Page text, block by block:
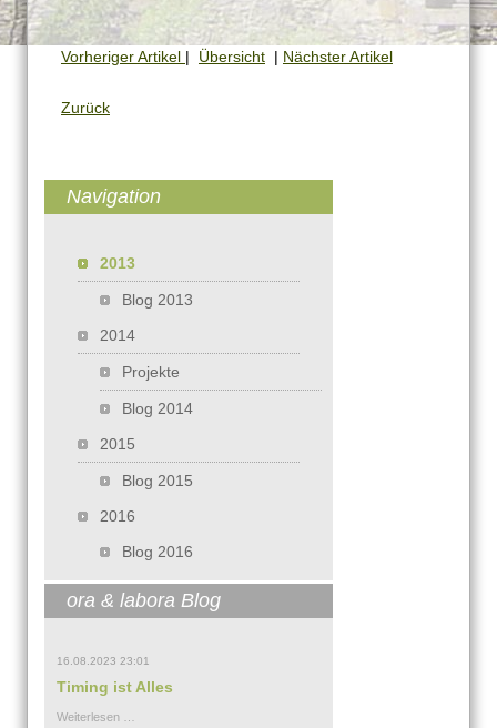
Vorheriger Artikel | Übersicht | Nächster Artikel
Zurück
Navigation
2013
Blog 2013
2014
Projekte
Blog 2014
2015
Blog 2015
2016
Blog 2016
ora & labora Blog
16.08.2023 23:01
Timing ist Alles
Weiterlesen …